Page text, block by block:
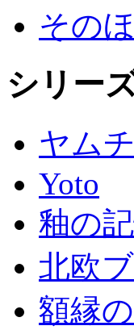
その
シリー
ヤム
Yoto
釉の
北欧
額縁